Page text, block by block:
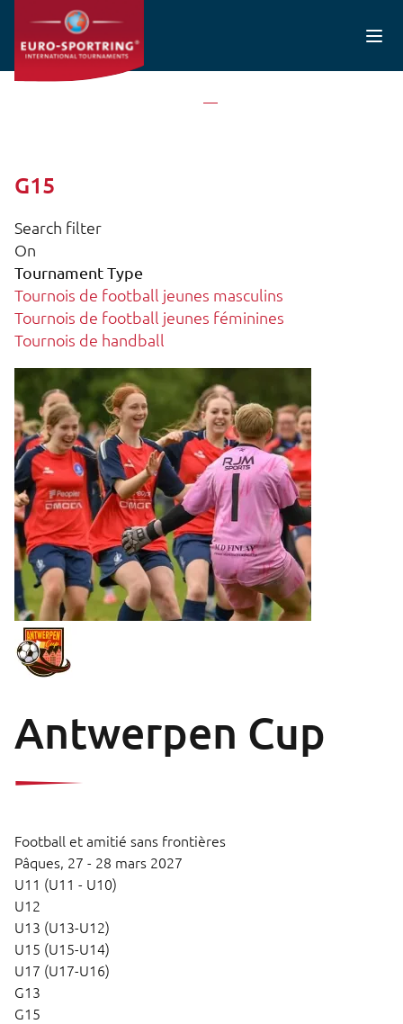
Aller au contenu principal
G15
Search filter
On
Tournament Type
Tournois de football jeunes masculins
Tournois de football jeunes féminines
Tournois de handball
Antwerpen Cup
Football et amitié sans frontières
Pâques, 27 - 28 mars 2027
U11 (U11 - U10)
U12
U13 (U13-U12)
U15 (U15-U14)
U17 (U17-U16)
G13
G15